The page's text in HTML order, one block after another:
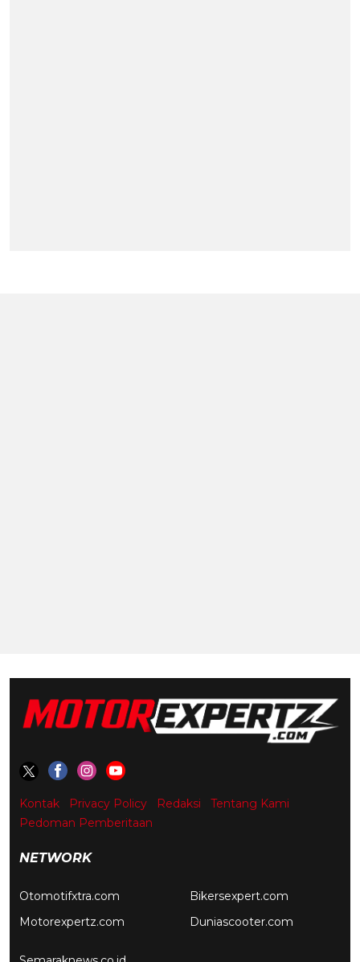
Kontak Privacy Policy Redaksi
Tentang Kami
Pedoman Pemberitaan
NETWORK
Otomotifxtra.com
Motorexpertz.com
Bikersexpert.com
Duniascooter.com